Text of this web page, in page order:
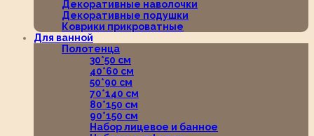
Декоративные наволочки
Декоративные подушки
Коврики прикроватные
Для ванной
Полотенца
30*50 см
40*60 см
50*90 см
70*140 см
80*150 см
90*150 см
Набор лицевое и банное